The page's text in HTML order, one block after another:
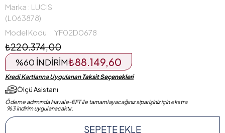
Marka : LUCIS
(L063878)
Model Kodu
YF02D0678
₺220.374,00
₺88.149,60
%60 İNDIRIM
Kredi Kartlarına Uygulanan Taksit Seçenekleri
Ölçü Asistanı
Ödeme adımında Havale-EFT ile tamamlayacağınız siparişiniz için ekstra
%3 indirim uygulanacaktır.